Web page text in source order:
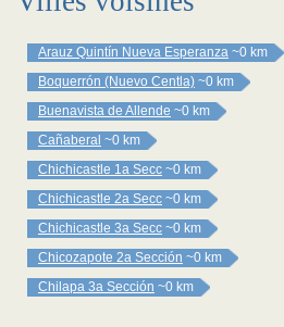
Arauz Quintín Nueva Esperanza ~0 km
Boquerrón (Nuevo Centla) ~0 km
Buenavista de Allende ~0 km
Cañaberal ~0 km
Chichicastle 1a Secc ~0 km
Chichicastle 2a Secc ~0 km
Chichicastle 3a Secc ~0 km
Chicozapote 2a Sección ~0 km
Chilapa 3a Sección ~0 km